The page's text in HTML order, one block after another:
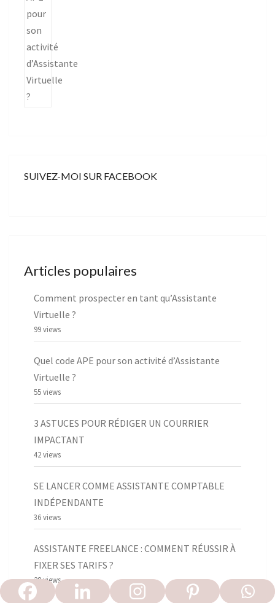
SUIVEZ-MOI SUR FACEBOOK
Articles populaires
Comment prospecter en tant qu’Assistante
Virtuelle ?
99 views
Quel code APE pour son activité d’Assistante
Virtuelle ?
55 views
3 ASTUCES POUR RÉDIGER UN COURRIER
IMPACTANT
42 views
SE LANCER COMME ASSISTANTE COMPTABLE
INDÉPENDANTE
36 views
ASSISTANTE FREELANCE : COMMENT RÉUSSIR À
FIXER SES TARIFS ?
28 views